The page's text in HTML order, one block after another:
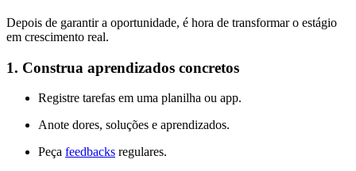
Depois de garantir a oportunidade, é hora de transformar o estágio
em crescimento real.
1. Construa aprendizados concretos
Registre tarefas em uma planilha ou app.
Anote dores, soluções e aprendizados.
Peça feedbacks regulares.